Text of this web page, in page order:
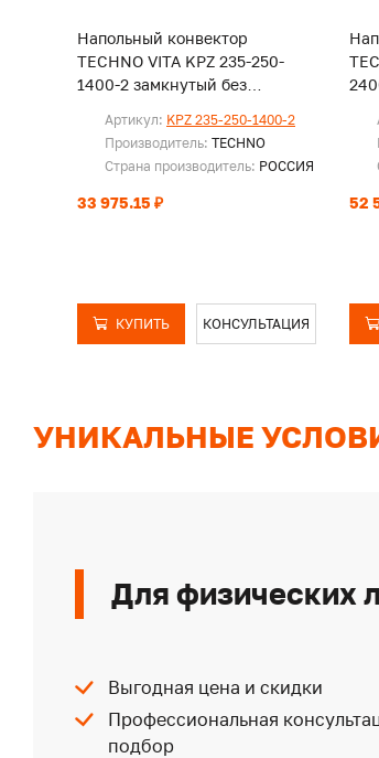
Напольный конвектор
TECHNO VITA KPZ 235-250-
1400-2 замкнутый без
Артикул: KPZ 235-250-1400-2
Производитель: TECHNO
Страна производитель: РОССИЯ
33 975.15 ₽
КУПИТЬ КОНСУЛЬТАЦИЯ
52
УНИКАЛЬНЫЕ
Для физических
Выгодная цена и скидки
Профессиональная
подбор